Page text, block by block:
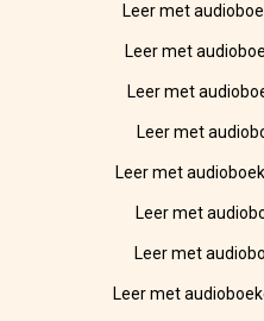
Leer met
Leer met
Leer met
Leer met
Leer met
Leer met
Leer met
Leer met